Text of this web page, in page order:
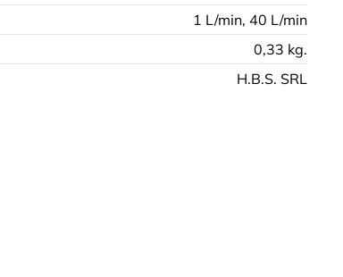
1 L/min, 40 L/min
0,33 kg.
H.B.S. SRL